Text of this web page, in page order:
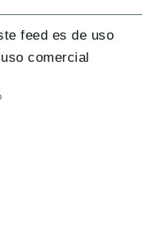
feed es de uso
comercial